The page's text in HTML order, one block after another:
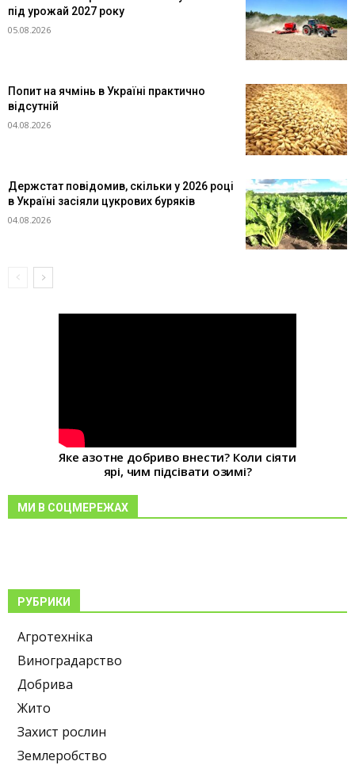
під урожай 2027 року
05.08.2026
Попит на ячмінь в Україні практично
відсутній
04.08.2026
Держстат повідомив, скільки у 2026 році
в Україні засіяли цукрових буряків
04.08.2026
Яке азотне добриво внести? Коли сіяти
ярі, чим підсівати озимі?
МИ В СОЦМЕРЕЖАХ
РУБРИКИ
Агротехніка
Виноградарство
Добрива
Жито
Захист рослин
Землеробство